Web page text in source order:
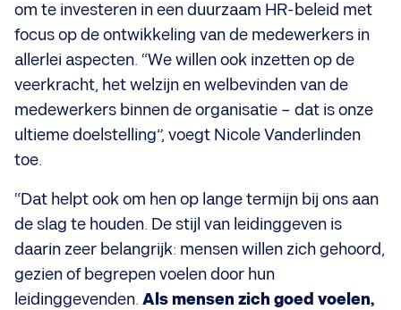
om te investeren in een duurzaam HR-beleid met
focus op de ontwikkeling van de medewerkers in
allerlei aspecten. “We willen ook inzetten op de
veerkracht, het welzijn en welbevinden van de
medewerkers binnen de organisatie – dat is onze
ultieme doelstelling”, voegt Nicole Vanderlinden
toe.
“Dat helpt ook om hen op lange termijn bij ons aan
de slag te houden. De stijl van leidinggeven is
daarin zeer belangrijk: mensen willen zich gehoord,
gezien of begrepen voelen door hun
leidinggevenden. Als mensen zich goed voelen,